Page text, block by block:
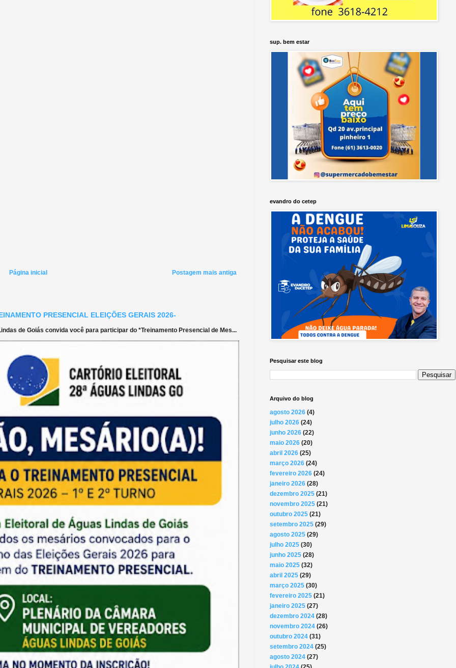
Postagem mais antiga
Página inicial
PRESENCIAL ELEIÇÕES GERAIS 2026-
de Goiás convida você para participar do *Treinamento Presencial de Mes...
sup. bem estar
evandro do cetep
Pesquisar este blog
Arquivo do blog
agosto 2026 (4)
julho 2026 (24)
junho 2026 (22)
maio 2026 (20)
abril 2026 (25)
março 2026 (24)
fevereiro 2026 (24)
janeiro 2026 (28)
dezembro 2025 (21)
novembro 2025 (21)
outubro 2025 (21)
setembro 2025 (29)
agosto 2025 (29)
julho 2025 (30)
junho 2025 (28)
maio 2025 (32)
abril 2025 (29)
março 2025 (30)
fevereiro 2025 (21)
janeiro 2025 (27)
dezembro 2024 (28)
novembro 2024 (26)
outubro 2024 (31)
setembro 2024 (25)
agosto 2024 (27)